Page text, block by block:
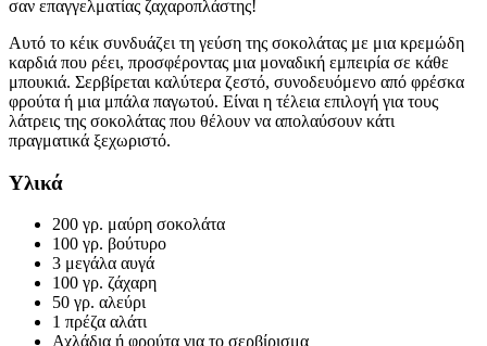
σαν επαγγελματίας ζαχαροπλάστης!
Αυτό το κέικ συνδυάζει τη γεύση της σοκολάτας με μια κρεμώδη
καρδιά που ρέει, προσφέροντας μια μοναδική εμπειρία σε κάθε
μπουκιά. Σερβίρεται καλύτερα ζεστό, συνοδευόμενο από φρέσκα
φρούτα ή μια μπάλα παγωτού. Είναι η τέλεια επιλογή για τους
λάτρεις της σοκολάτας που θέλουν να απολαύσουν κάτι
πραγματικά ξεχωριστό.
Υλικά
200 γρ. μαύρη σοκολάτα
100 γρ. βούτυρο
3 μεγάλα αυγά
100 γρ. ζάχαρη
50 γρ. αλεύρι
1 πρέζα αλάτι
Αχλάδια ή φρούτα για το σερβίρισμα